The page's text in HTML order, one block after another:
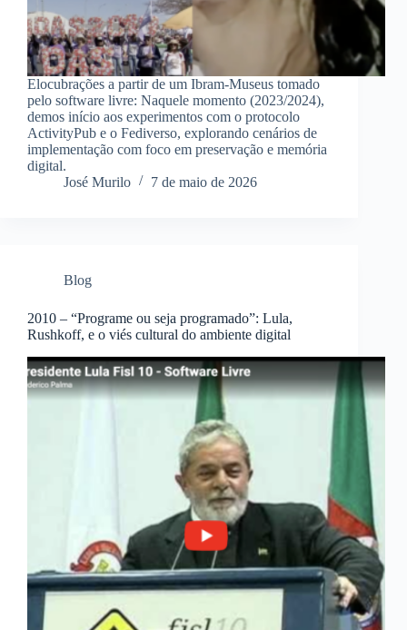
Elocubrações a partir de um Ibram-Museus tomado
pelo software livre: Naquele momento (2023/2024),
demos início aos experimentos com o protocolo
ActivityPub e o Fediverso, explorando cenários de
implementação com foco em preservação e memória
digital.
José Murilo
7 de maio de 2026
Blog
2010 – “Programe ou seja programado”: Lula,
Rushkoff, e o viés cultural do ambiente digital